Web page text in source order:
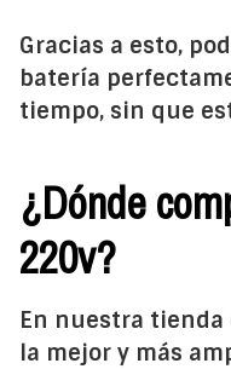
Gracias a esto,
batería
tiempo, sin que
¿Dónde
220v?
En nuestra
la mejor y más